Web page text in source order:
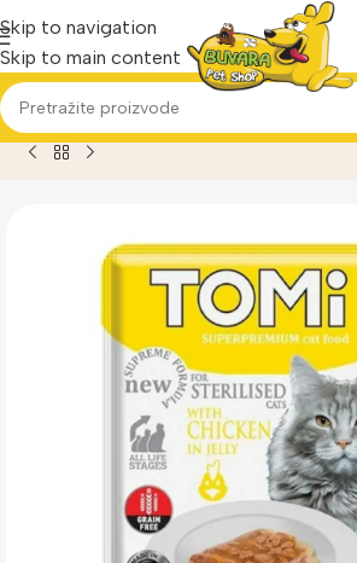
Skip to navigation
Skip to main content
Home Proizvod Tomi Cat sos za